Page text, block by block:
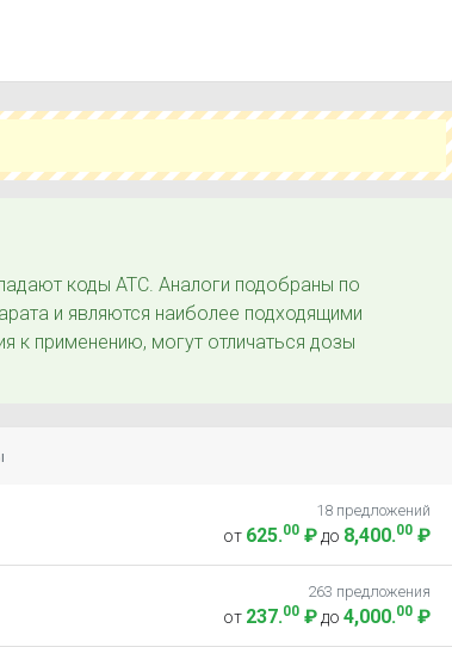
коды ATC. Аналоги подобраны по
и являются наиболее подходящими
к применению, могут отличаться дозы
18 предложений
от 625.00 ₽ до 8,400.00 ₽
263 предложения
от 237.00 ₽ до 4,000.00 ₽